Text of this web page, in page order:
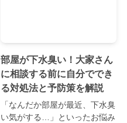
部屋が下水臭い！大家さん
に相談する前に自分ででき
る対処法と予防策を解説
「なんだか部屋が最近、下水臭
い気がする…」といったお悩み